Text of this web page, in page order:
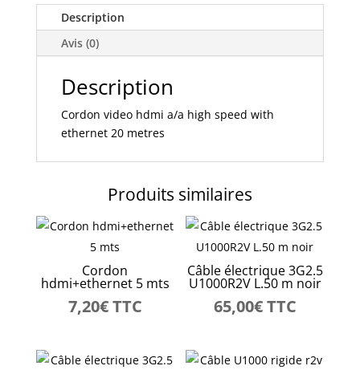
Description
Avis (0)
Description
Cordon video hdmi a/a high speed with
ethernet 20 metres
Produits similaires
Cordon
hdmi+ethernet 5 mts
7,20€TTC
Câble électrique 3G2.5
U1000R2V L.50 m noir
65,00€TTC